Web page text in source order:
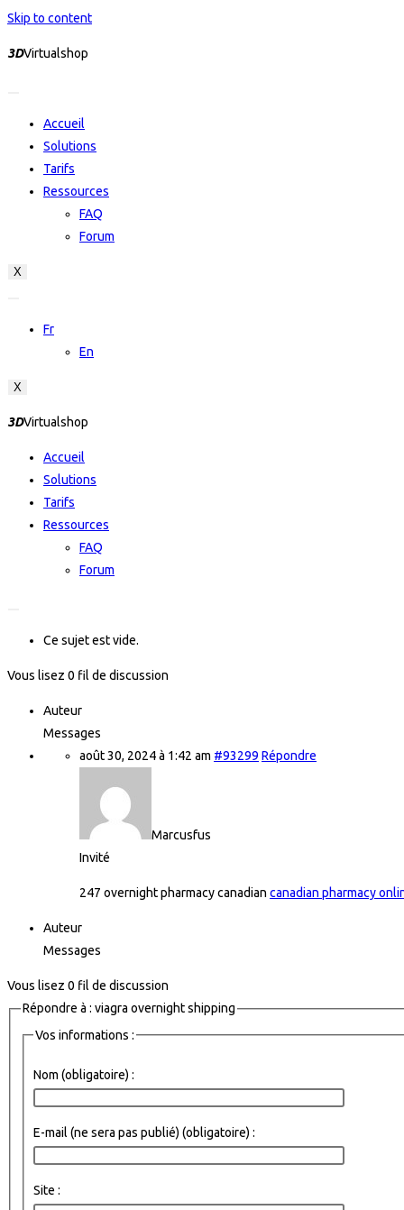
Skip to content
3DVirtualshop
Accueil
Solutions
Tarifs
Ressources
FAQ
Forum
X
Fr
En
X
3DVirtualshop
Accueil
Solutions
Tarifs
Ressources
FAQ
Forum
Ce sujet est vide.
Vous lisez 0 fil de discussion
Auteur
Messages
août 30, 2024 à 1:42 am #93299 Répondre
Marcusfus
Invité
247 overnight pharmacy canadian canadian pharmacy
Auteur
Messages
Vous lisez 0 fil de discussion
Répondre à : viagra overnight shipping
Vos informations :
Nom (obligatoire) :
E-mail (ne sera pas publié) (obligatoire) :
Site :